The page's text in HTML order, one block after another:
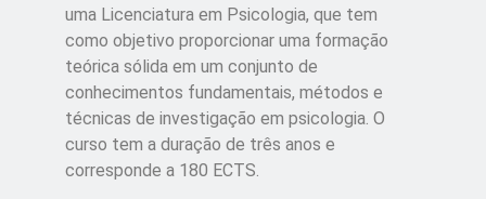
uma Licenciatura em Psicologia, que tem
como objetivo proporcionar uma formação
teórica sólida em um conjunto de
conhecimentos fundamentais, métodos e
técnicas de investigação em psicologia. O
curso tem a duração de três anos e
corresponde a 180 ECTS.